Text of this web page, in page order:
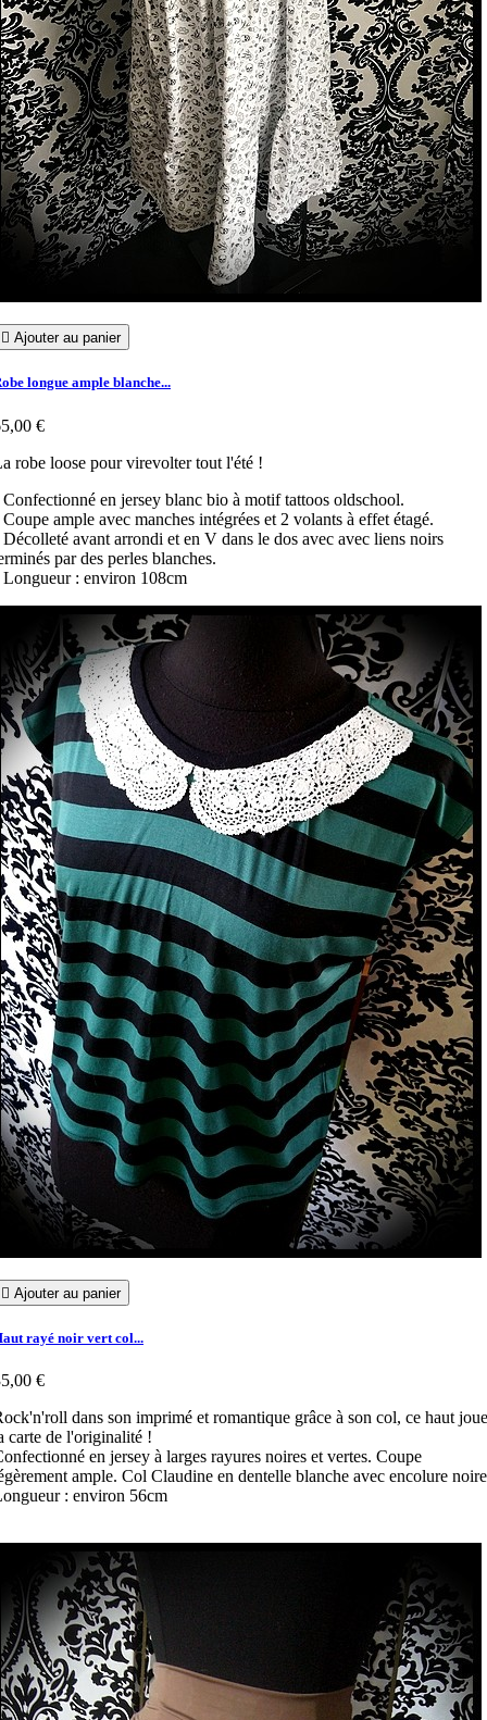
 Ajouter au panier
longue ample blanche...
€
robe loose pour virevolter tout l'été !
Confectionné en jersey blanc bio à motif tattoos oldschool.
Coupe ample avec manches intégrées et 2 volants à effet étagé.
Décolleté avant arrondi et en V dans le dos avec avec liens noirs
par des perles blanches.
Longueur : environ 108cm
 Ajouter au panier
rayé noir vert col...
€
dans son imprimé et romantique grâce à son col, ce haut joue
carte de l'originalité !
en jersey à larges rayures noires et vertes. Coupe
ample. Col Claudine en dentelle blanche avec encolure
: environ 56cm